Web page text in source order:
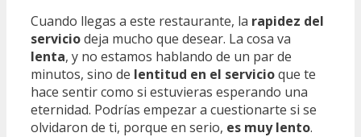
Cuando llegas a este restaurante, la rapidez del
serviciodeja mucho que desear. La cosa va
lenta, y no estamos hablando de un par de
minutos, sino de lentitud en el servicioque te
hace sentir como si estuvieras esperando una
eternidad. Podrías empezar a cuestionarte si se
olvidaron de ti, porque en serio, es muy lento.